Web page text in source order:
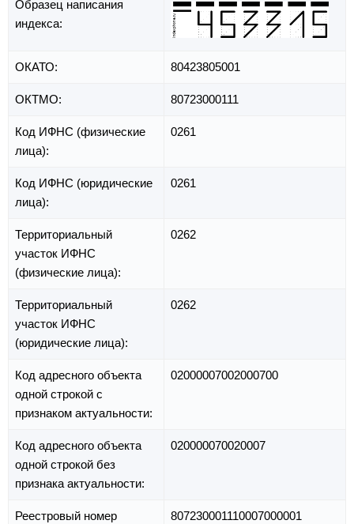
Образец написания
индекса:
ОКАТО: 80423805001
ОКТМО: 80723000111
Код ИФНС (физические
лица):
0261
Код ИФНС (юридические
лица):
0261
Территориальный
участок ИФНС
(физические лица):
0262
Территориальный
участок ИФНС
(юридические лица):
0262
Код адресного объекта
одной строкой с
признаком актуальности:
02000007002000700
Код адресного объекта
одной строкой без
признака актуальности:
020000070020007
Реестровый номер
807230001110007000001